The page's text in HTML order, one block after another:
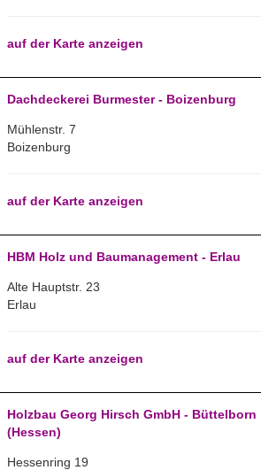
auf der Karte anzeigen
Dachdeckerei Burmester - Boizenburg
Mühlenstr. 7
Boizenburg
auf der Karte anzeigen
HBM Holz und Baumanagement - Erlau
Alte Hauptstr. 23
Erlau
auf der Karte anzeigen
Holzbau Georg Hirsch GmbH - Büttelborn
(Hessen)
Hessenring 19